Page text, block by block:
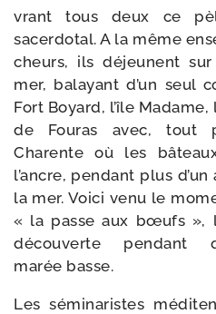
vrant tous deux ce
sacer­do­tal. A la même
cheurs, ils déjeunent
mer, balayant d’un seul
Fort Boyard, l’île Madame,
de Fouras avec, tout
Charente où les
l’ancre, pen­dant plus
la mer. Voici venu le
« la passe aux bœufs »,
décou­verte pen­dant
marée basse.
Les sémi­na­ristes